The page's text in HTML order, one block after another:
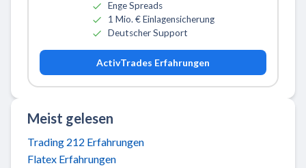
Enge Spreads
1 Mio. € Einlagensicherung
Deutscher Support
ActivTrades Erfahrungen
Meist gelesen
Trading 212 Erfahrungen
Flatex Erfahrungen